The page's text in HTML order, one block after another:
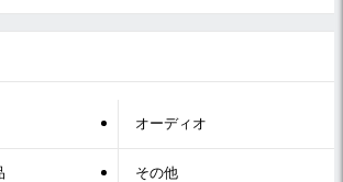
オーディオ
その他